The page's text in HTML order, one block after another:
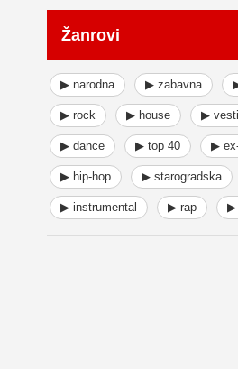
Žanrovi
▶ narodna ▶ zabavna
▶ rock ▶ house ▶ vesti
▶ dance ▶ top 40 ▶
▶ hip-hop ▶ starogradska
▶ instrumental ▶ rap ▶